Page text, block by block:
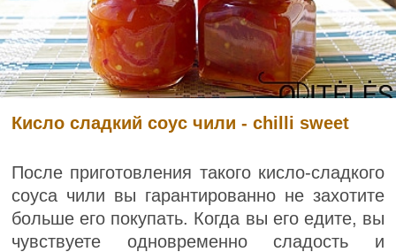
Кисло сладкий соус чили - chilli sweet
После приготовления такого кисло-сладкого
соуса чили вы гарантированно не захотите
больше его покупать. Когда вы его едите, вы
чувствуете одновременно сладость и